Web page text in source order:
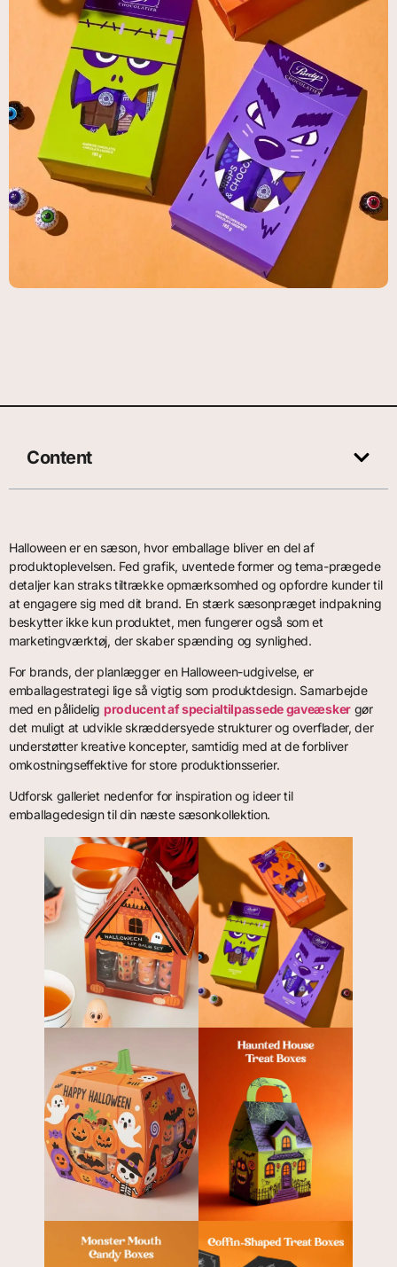
Content
Halloween er en sæson, hvor emballage bliver en del af
produktoplevelsen. Fed grafik, uventede former og tema-prægede
detaljer kan straks tiltrække opmærksomhed og opfordre kunder til
at engagere sig med dit brand. En stærk sæsonpræget indpakning
beskytter ikke kun produktet, men fungerer også som et
marketingværktøj, der skaber spænding og synlighed.
For brands, der planlægger en Halloween-udgivelse, er
emballagestrategi lige så vigtig som produktdesign. Samarbejde
med en pålidelig producent af specialtilpassede gaveæskergør
det muligt at udvikle skræddersyede strukturer og overflader, der
understøtter kreative koncepter, samtidig med at de forbliver
omkostningseffektive for store produktionsserier.
Udforsk galleriet nedenfor for inspiration og ideer til
emballagedesign til din næste sæsonkollektion.